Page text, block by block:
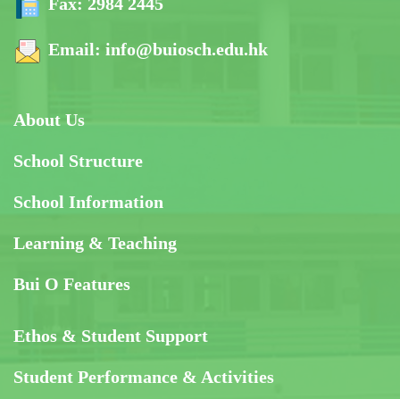
Email: info@buiosch.edu.hk
About Us
School Structure
School Information
Learning & Teaching
Bui O Features
Ethos & Student Support
Student Performance & Activities